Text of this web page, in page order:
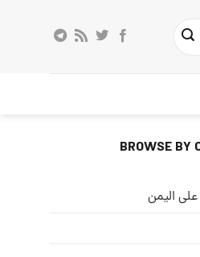
BROWSE BY
اليمن